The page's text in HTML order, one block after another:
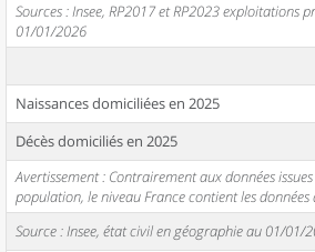
Sources : Insee, RP2017 et RP2023 exploitations
01/01/2026
Naissances domiciliées en 2025
Décès domiciliés en 2025
Avertissement : Contrairement aux données
population, le niveau France contient les données
Source : Insee, état civil en géographie au 01/01/